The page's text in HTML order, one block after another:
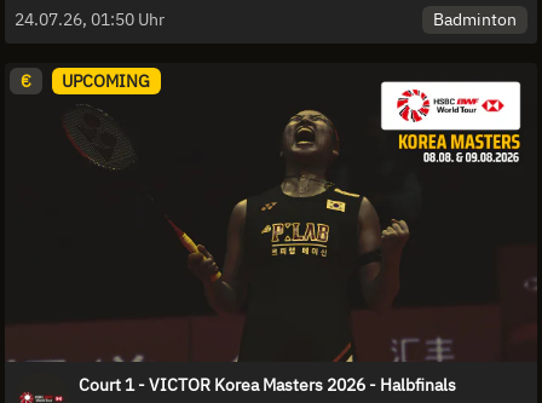
24.07.26, 01:50 Uhr
Badminton
€ UPCOMING
Court 1 - VICTOR Korea Masters 2026 - Halbfinals